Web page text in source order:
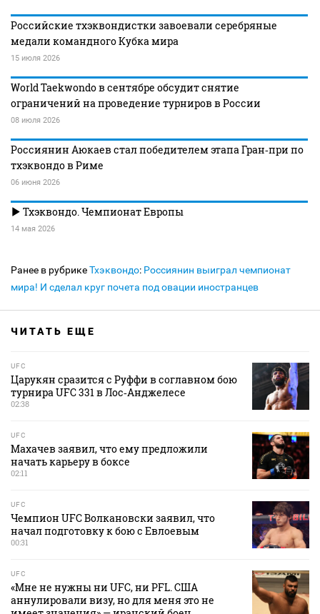
Российские тхэквондистки завоевали серебряные
медали командного Кубка мира
15 июля 2026
World Taekwondo в сентябре обсудит снятие
ограничений на проведение турниров в России
08 июля 2026
Россиянин Аюкаев стал победителем этапа Гран‑при по
тхэквондо в Риме
06 июня 2026
Тхэквондо. Чемпионат Европы
14 мая 2026
Ранее в рубрикеТхэквондо: Россиянин выиграл чемпионат
мира! И сделал круг почета под овации иностранцев
ЧИТАТЬ ЕЩЕ
UFC
Царукян сразится с Руффи в соглавном бою
турнира UFC 331 в Лос‑Анджелесе
02:38
UFC
Махачев заявил, что ему предложили
начать карьеру в боксе
02:11
UFC
Чемпион UFC Волкановски заявил, что
начал подготовку к бою с Евлоевым
00:31
UFC
«Мне не нужны ни UFC, ни PFL. США
аннулировали визу, но для меня это не